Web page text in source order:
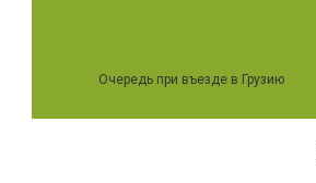
Очередь при въезде в Грузию